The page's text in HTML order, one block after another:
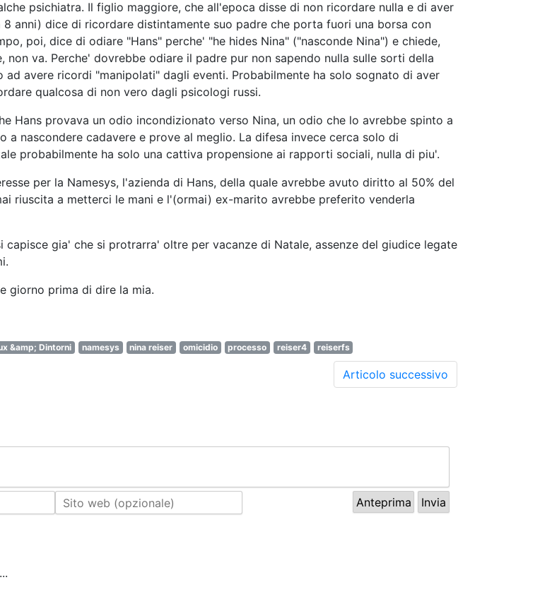
psichiatra. Il figlio maggiore, che all'epoca disse di non ricordare nulla e di aver
anni) dice di ricordare distintamente suo padre che porta fuori una borsa con
poi, dice di odiare "Hans" perche' "he hides Nina" ("nasconde Nina") e chiede,
avere ricordi "manipolati" dagli eventi. Probabilmente ha solo sognato di aver
qualcosa di non vero dagli psicologi russi.
Hans provava un odio incondizionato verso Nina, un odio che lo avrebbe spinto a
nascondere cadavere e prove al meglio. La difesa invece cerca solo di
probabilmente ha solo una cattiva propensione ai rapporti sociali, nulla di piu'.
per la Namesys, l'azienda di Hans, della quale avrebbe avuto diritto al 50% del
riuscita a metterci le mani e l'(ormai) ex-marito avrebbe preferito venderla
gia' che si protrarra' oltre per vacanze di Natale, assenze del giudice legate
giorno prima di dire la mia.
&amp; Dintorni namesys nina reiser omicidio processo reiser4 reiserfs
Articolo successivo